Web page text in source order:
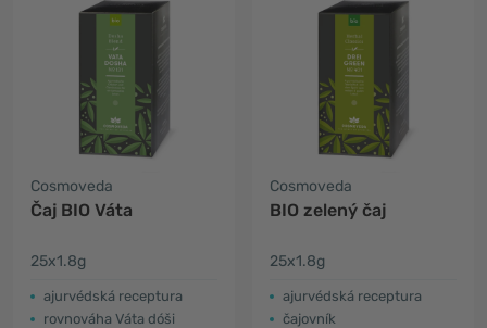
Cosmoveda
Čaj BIO Váta
25x1.8g
ajurvédská receptura
rovnováha Váta dóši
Cosmoveda
BIO zelený čaj
25x1.8g
ajurvédská receptura
čajovník